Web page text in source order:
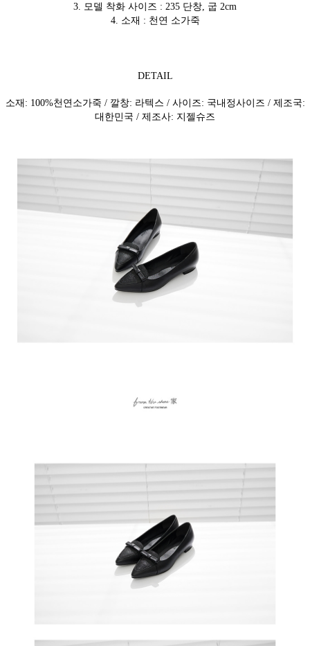
3. 모델 착화 사이즈 : 235 단창, 굽 2cm
4. 소재 : 천연 소가죽
DETAIL
소재: 100%천연소가죽 / 깔창: 라텍스 / 사이즈: 국내정사이즈 / 제조국:
대한민국 / 제조사: 지젤슈즈